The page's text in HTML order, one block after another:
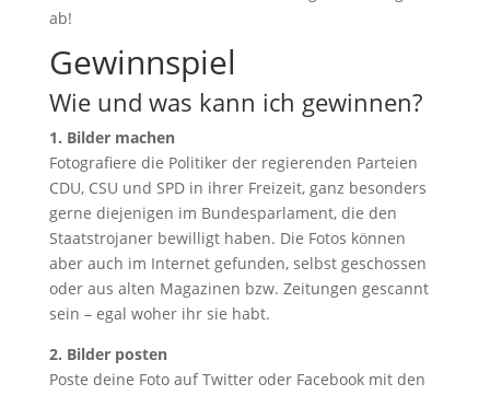
ab!
Gewinnspiel
Wie und was kann ich gewinnen?
1. Bilder machen
Fotografiere die Politiker der regierenden Parteien
CDU, CSU und SPD in ihrer Freizeit, ganz besonders
gerne diejenigen im Bundesparlament, die den
Staatstrojaner bewilligt haben. Die Fotos können
aber auch im Internet gefunden, selbst geschossen
oder aus alten Magazinen bzw. Zeitungen gescannt
sein – egal woher ihr sie habt.
2. Bilder posten
Poste deine Foto auf Twitter oder Facebook mit den